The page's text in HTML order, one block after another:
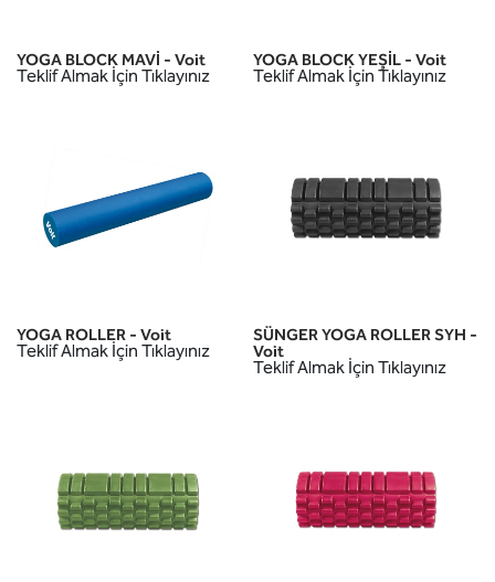
YOGA BLOCK MAVİ - Voit
Teklif Almak İçin Tıklayınız
YOGA BLOCK YEŞİL - Voit
Teklif Almak İçin Tıklayınız
YOGA ROLLER - Voit
Teklif Almak İçin Tıklayınız
SÜNGER YOGA ROLLER SYH -
Voit
Teklif Almak İçin Tıklayınız